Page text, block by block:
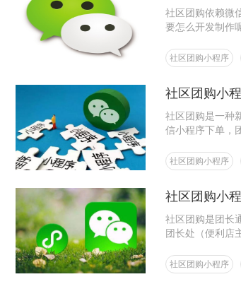
社区团购依赖微
要怎么开发制作
社区团购小程序
社区团购小
社区团购是一种
信小程序下单，
社区团购小程序
社区团购小
社区团购是团长
团长处（便利店
社区团购小程序